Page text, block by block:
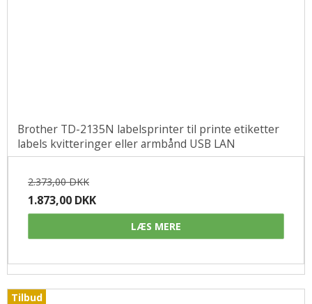
Brother TD-2135N labelsprinter til printe etiketter
labels kvitteringer eller armbånd USB LAN
2.373,00 DKK
1.873,00 DKK
LÆS MERE
Tilbud